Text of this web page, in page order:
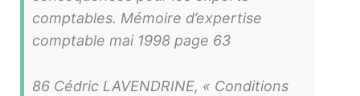
comptables. Mémoire d’expertise
comptable mai 1998 page 63
86 Cédric LAVENDRINE, « Conditions